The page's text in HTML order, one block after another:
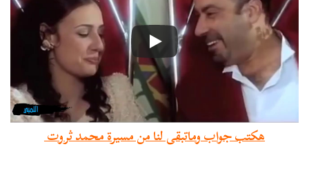
هكتب جواب وماتبقى لنا من مسيرة محمد ثروت